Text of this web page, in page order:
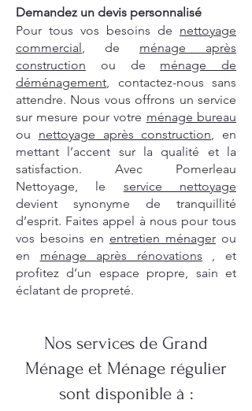
Demandez un devis personnalisé
Pour tous vos besoins de nettoyage
commercial, de ménage après
construction ou de ménage de
déménagement, contactez-nous sans
attendre. Nous vous offrons un service
sur mesure pour votre ménage bureau
ou nettoyage après construction, en
mettant l’accent sur la qualité et la
satisfaction. Avec Pomerleau
Nettoyage, le service nettoyage
devient synonyme de tranquillité
d’esprit. Faites appel à nous pour tous
vos besoins en entretien ménager ou
en ménage après rénovations , et
profitez d’un espace propre, sain et
éclatant de propreté.
Nos services de Grand
Ménage et Ménage régulier
sont disponible à :